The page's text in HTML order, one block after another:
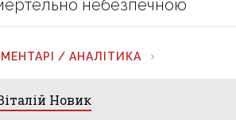
небезпечною
/ АНАЛІТИКА
Новик